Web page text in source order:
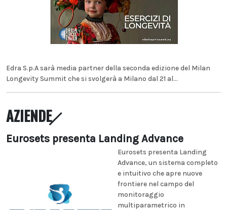
Edra S.p.A sarà media partner della seconda edizione del Milan
Longevity Summit che si svolgerà a Milano dal 21 al...
AZIENDE
Eurosets presenta Landing Advance
Eurosets presenta Landing
Advance, un sistema completo
e intuitivo che apre nuove
frontiere nel campo del
monitoraggio
multiparametrico in